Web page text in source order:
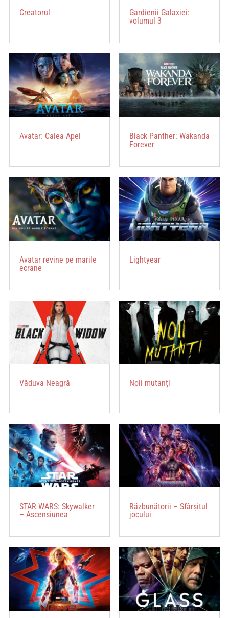
Creatorul
Gardienii Galaxiei:
volumul 3
Avatar: Calea Apei
Black Panther: Wakanda
Forever
Avatar revine pe marile
ecrane
Lightyear
Văduva Neagră Noii mutanți
STAR WARS: Skywalker
– Ascensiunea
Răzbunătorii – Sfârșitul
jocului